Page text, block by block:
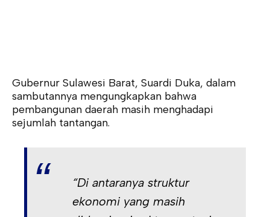
Gubernur Sulawesi Barat, Suardi Duka, dalam
sambutannya mengungkapkan bahwa
pembangunan daerah masih menghadapi
sejumlah tantangan.
“Di antaranya struktur
ekonomi yang masih